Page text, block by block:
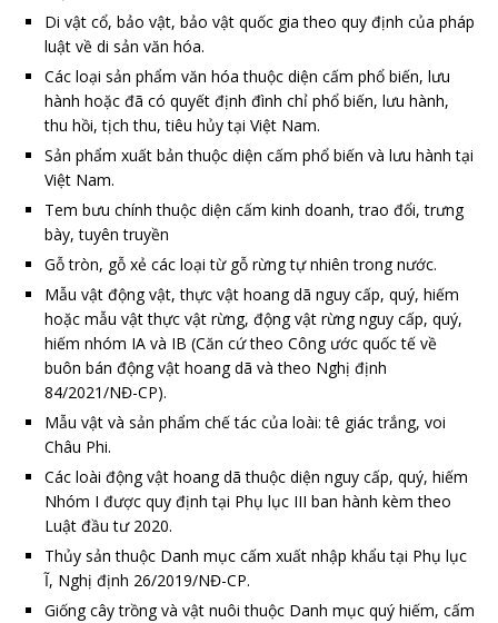
Di vật cổ, bảo vật, bảo vật quốc gia theo quy định của pháp
luật về di sản văn hóa.
Các loại sản phẩm văn hóa thuộc diện cấm phổ biến, lưu
hành hoặc đã có quyết định đình chỉ phổ biến, lưu hành,
thu hồi, tịch thu, tiêu hủy tại Việt Nam.
Sản phẩm xuất bản thuộc diện cấm phổ biến và lưu hành tại
Việt Nam.
Tem bưu chính thuộc diện cấm kinh doanh, trao đổi, trưng
bày, tuyên truyền
Gỗ tròn, gỗ xẻ các loại từ gỗ rừng tự nhiên trong nước.
Mẫu vật động vật, thực vật hoang dã nguy cấp, quý, hiếm
hoặc mẫu vật thực vật rừng, động vật rừng nguy cấp, quý,
hiếm nhóm IA và IB (Căn cứ theo Công ước quốc tế về
buôn bán động vật hoang dã và theo Nghị định
84/2021/NĐ-CP).
Mẫu vật và sản phẩm chế tác của loài: tê giác trắng, voi
Châu Phi.
Các loài động vật hoang dã thuộc diện nguy cấp, quý, hiếm
Nhóm I được quy định tại Phụ lục III ban hành kèm theo
Luật đầu tư 2020.
Thủy sản thuộc Danh mục cấm xuất nhập khẩu tại Phụ lục
Ĩ, Nghị định 26/2019/NĐ-CP.
Giống cây trồng và vật nuôi thuộc Danh mục quý hiếm, cấm